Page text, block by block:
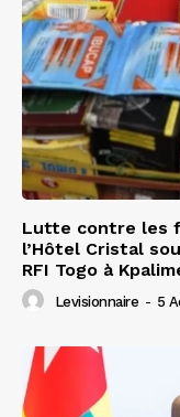
Lutte contre les
l’Hôtel Cristal
RFI Togo à
Levisionnaire - 5